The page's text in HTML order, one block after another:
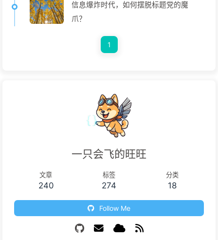
信息爆炸时代，如何摆脱标题党的魔
爪？
1
一只会飞的旺旺
文章
240
标签
274
分类
18
Follow Me